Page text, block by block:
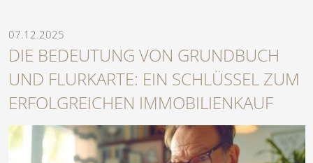
07.12.2025
DIE BEDEUTUNG VON GRUNDBUCH
UND FLURKARTE: EIN SCHLÜSSEL ZUM
ERFOLGREICHEN IMMOBILIENKAUF